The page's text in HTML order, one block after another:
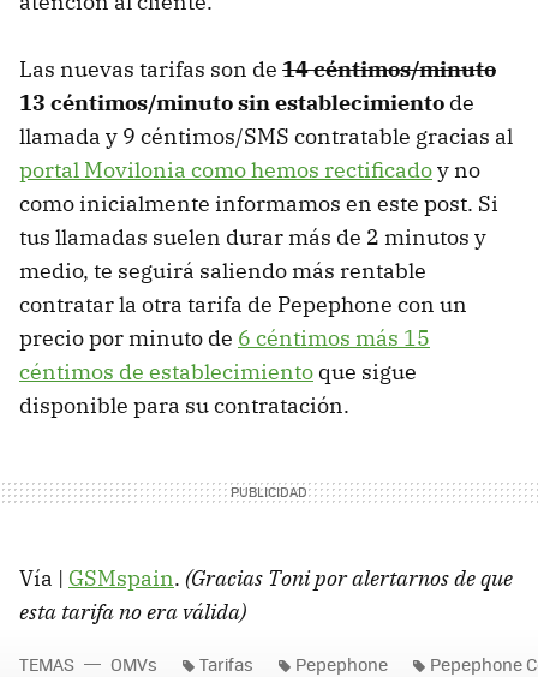
Las nuevas tarifas son de 14 céntimos/minuto
13 céntimos/minuto sin establecimiento de
llamada y 9 céntimos/SMS contratable gracias al
portal Movilonia como hemos rectificadoy no
como inicialmente informamos en este post. Si
tus llamadas suelen durar más de 2 minutos y
medio, te seguirá saliendo más rentable
contratar la otra tarifa de Pepephone con un
precio por minuto de 6 céntimos más 15
céntimos de establecimiento que sigue
disponible para su contratación.
Vía | GSMspain. (Gracias Toni por alertarnos de que
esta tarifa no era válida)
TEMAS OMVs Tarifas Pepephone Pepephone